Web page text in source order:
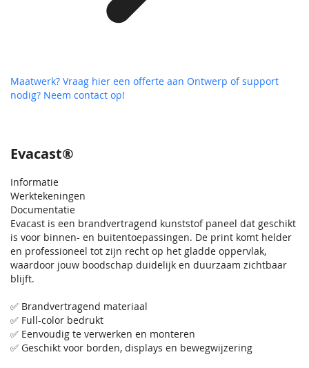
Evacast®
Informatie
Werktekeningen
Documentatie
Evacast is een brandvertragend kunststof paneel dat geschikt
is voor binnen- en buitentoepassingen. De print komt helder
en professioneel tot zijn recht op het gladde oppervlak,
waardoor jouw boodschap duidelijk en duurzaam zichtbaar
blijft.
✅ Brandvertragend materiaal
✅ Full-color bedrukt
✅ Eenvoudig te verwerken en monteren
✅ Geschikt voor borden, displays en bewegwijzering
Maatwerk? Vraag hier een offerte aan Ontwerp of support
nodig? Neem contact op!